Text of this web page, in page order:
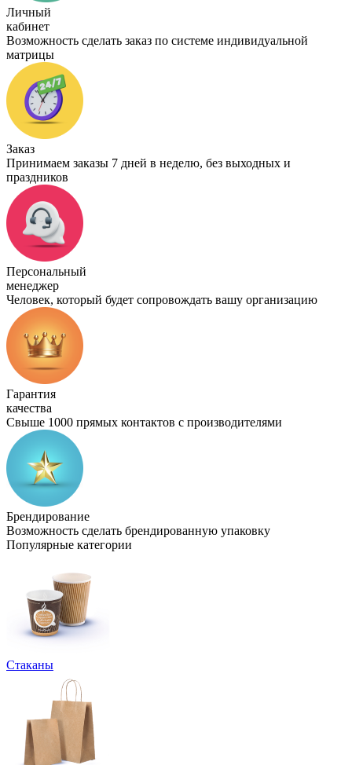
Личный
кабинет
Возможность сделать заказ по системе индивидуальной
матрицы
Заказ
Принимаем заказы 7 дней в неделю, без выходных и
праздников
Персональный
менеджер
Человек, который будет сопровождать вашу организацию
Гарантия
качества
Свыше 1000 прямых контактов с производителями
Брендирование
Возможность сделать брендированную упаковку
Популярные категории
Стаканы